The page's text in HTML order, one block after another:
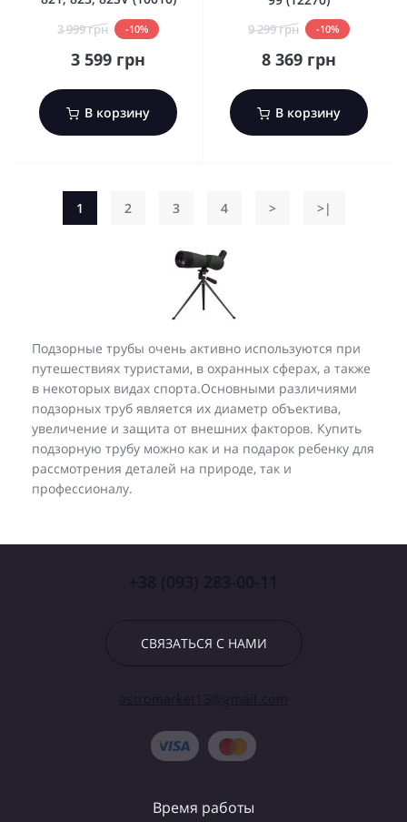
3 999 грн -10%
3 599 грн
В корзину
9 299 грн -10%
8 369 грн
В корзину
1 2 3 4 > >|
Подзорные трубы очень активно используются при
путешествиях туристами, в охранных сферах, а также
в некоторых видах спорта.Основными различиями
подзорных труб является их диаметр объектива,
увеличение и защита от внешних факторов. Купить
подзорную трубу можно как и на подарок ребенку для
рассмотрения деталей на природе, так и
профессионалу.
СВЯЗАТЬСЯ С НАМИ
Время работы